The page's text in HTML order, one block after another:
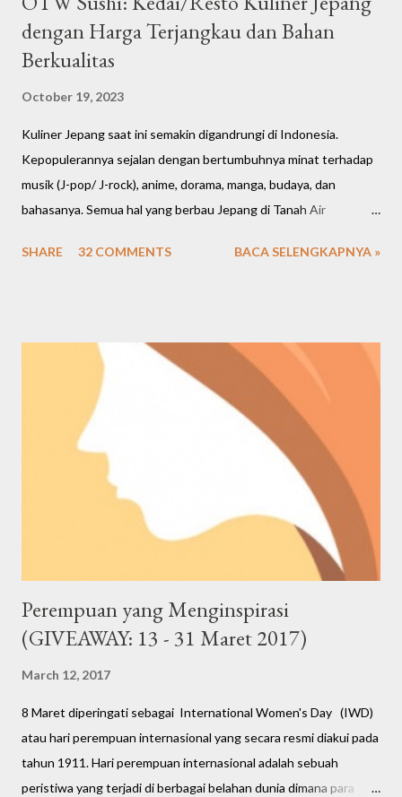
dengan Harga Terjangkau dan Bahan
Berkualitas
October 19, 2023
Kuliner Jepang saat ini semakin digandrungi di Indonesia.
Kepopulerannya sejalan dengan bertumbuhnya minat terhadap
musik (J-pop/ J-rock), anime, dorama, manga, budaya, dan
bahasanya. Semua hal yang berbau Jepang di Tanah Air
banyak mengusung tema Jepang, menawarkan banyak pilihan
kasih rekomendasi salah satu kedai/ resto Jepang favorit saya
sejak 2015-an, namanya OTW Sushi.
SHARE 32 COMMENTS BACA SELENGKAPNYA »
Perempuan yang Menginspirasi
(GIVEAWAY: 13 - 31 Maret 2017)
March 12, 2017
8 Maret diperingati sebagai International Women's Day (IWD)
atau hari perempuan internasional yang secara resmi diakui pada
tahun 1911. Hari perempuan internasional adalah sebuah
peristiwa yang terjadi di berbagai belahan dunia dimana para